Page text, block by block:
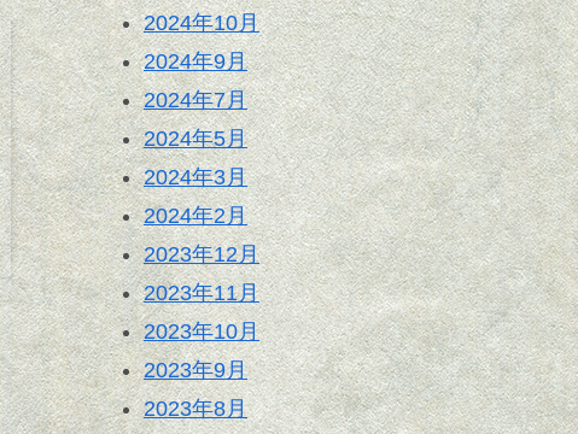
2024年10月
2024年9月
2024年7月
2024年5月
2024年3月
2024年2月
2023年12月
2023年11月
2023年10月
2023年9月
2023年8月